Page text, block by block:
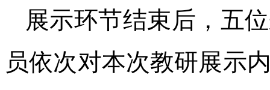
展示环节结束后，五
员依次对本次教研展示